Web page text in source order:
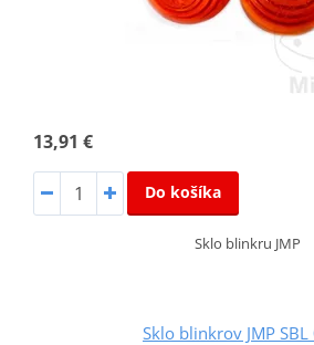
13,91 €
Do košíka
Sklo blinkru JMP
Sklo blinkrov JMP